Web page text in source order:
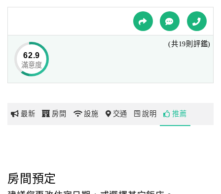
球
網
玩
地
圖
62.9
滿意度
(共19則評鑑)
最新 房間 設施 交通 說明 推薦
房間預定